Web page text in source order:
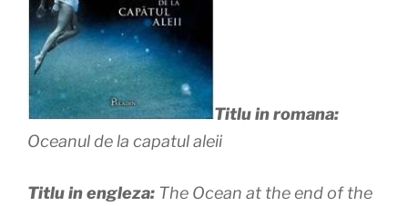
Titlu in romana:
Oceanul de la capatul aleii
Titlu in engleza: The Ocean at the end of the